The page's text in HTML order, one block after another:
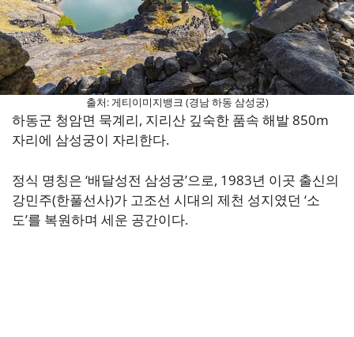
출처: 게티이미지뱅크 (경남 하동 삼성궁)
하동군 청암면 묵계리, 지리산 깊숙한 품속 해발 850m
자리에 삼성궁이 자리한다.
정식 명칭은 ‘배달성전 삼성궁’으로, 1983년 이곳 출신의
강민주(한풀선사)가 고조선 시대의 제천 성지였던 ‘소
도’를 복원하며 세운 공간이다.